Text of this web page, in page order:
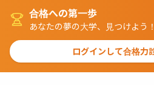
合格への第一歩
あなたの夢の大学、見つけよう！
ログインして合格力